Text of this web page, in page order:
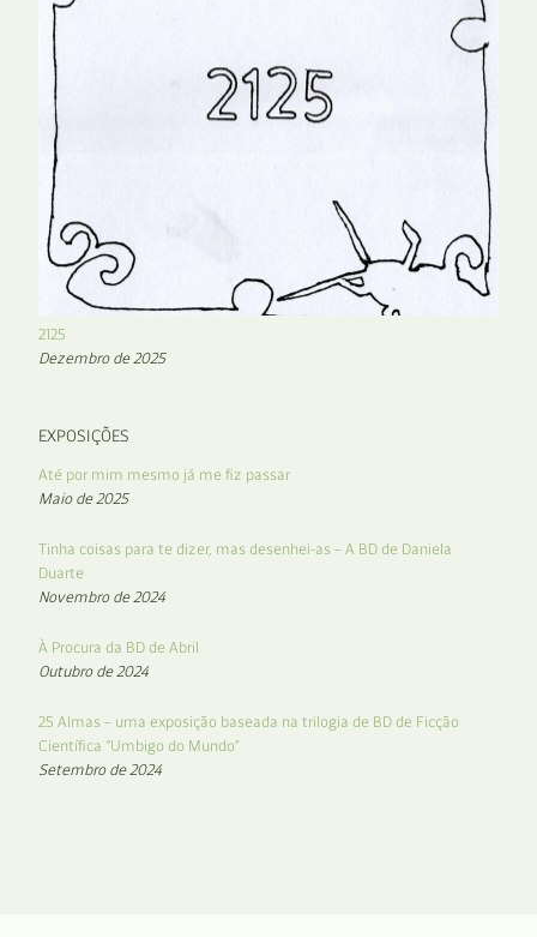
2125
Dezembro de 2025
EXPOSIÇÕES
Até por mim mesmo já me fiz passar
Maio de 2025
Tinha coisas para te dizer, mas desenhei-as – A BD de Daniela
Duarte
Novembro de 2024
À Procura da BD de Abril
Outubro de 2024
25 Almas – uma exposição baseada na trilogia de BD de Ficção
Científica “Umbigo do Mundo”
Setembro de 2024